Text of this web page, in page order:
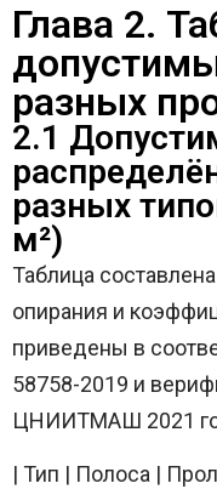
Глава 2.
разных
2.1
разных
м²)
Таблица
опирания и
приведены в
58758-2019 и
ЦНИИТМАШ 2021
| Тип | Полоса |